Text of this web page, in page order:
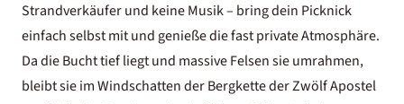
Strandverkäufer und keine Musik – bring dein Picknick
einfach selbst mit und genieße die fast private Atmosphäre.
Da die Bucht tief liegt und massive Felsen sie umrahmen,
bleibt sie im Windschatten der Bergkette der Zwölf Apostel